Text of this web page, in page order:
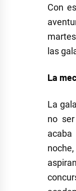
Con
las
La
La
no